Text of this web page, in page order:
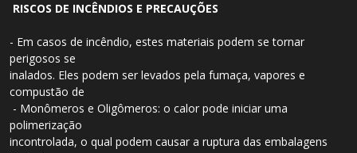
RISCOS DE INCÊNDIOS E PRECAUÇÕES
- Em casos de incêndio, estes materiais podem se tornar
perigosos se
inalados. Eles podem ser levados pela fumaça, vapores e
compustão de
- Monômeros e Oligômeros: o calor pode iniciar uma
polimerização
incontrolada, o qual podem causar a ruptura das embalagens